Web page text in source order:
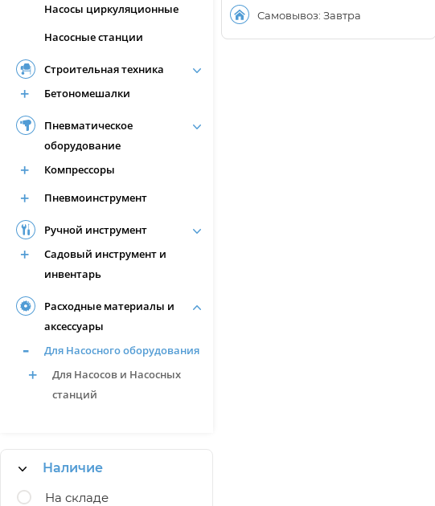
Насосы циркуляционные
Насосные станции
Строительная техника
Бетономешалки
Пневматическое
оборудование
Компрессоры
Пневмоинструмент
Ручной инструмент
Садовый инструмент и
инвентарь
Расходные материалы и
аксессуары
Для Насосного оборудования
Для Насосов и Насосных
станций
Наличие
На складе
Самовывоз: Завтра